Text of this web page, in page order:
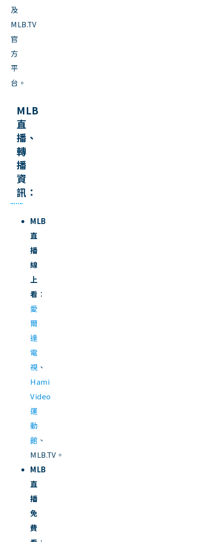
及
MLB.TV
官
方
平
台。
MLB
直
播、
轉
播
資
訊：
MLB
直
播
線
上
看 ：
愛
爾
達
電
視 、
Hami
Video
運
動
館 、
MLB.TV。
MLB
直
播
免
費